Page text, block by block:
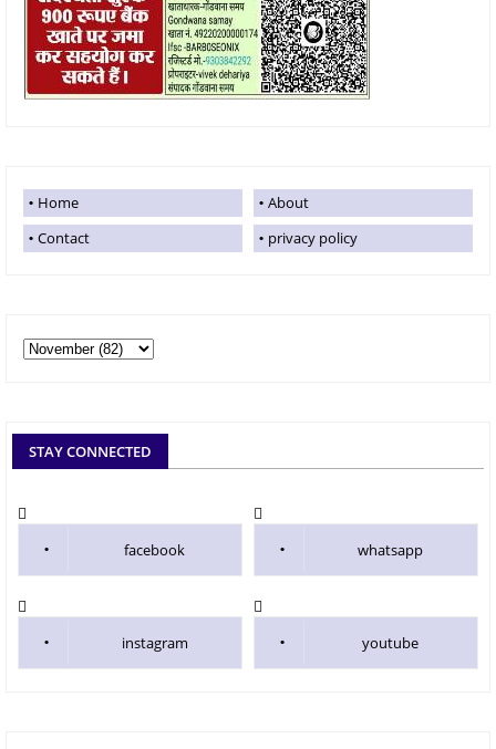
Home
About
Contact
privacy policy
STAY CONNECTED
facebook whatsapp
instagram youtube